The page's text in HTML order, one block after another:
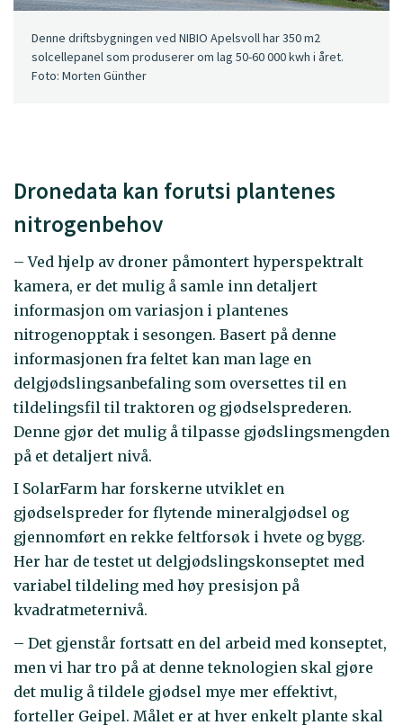
Denne driftsbygningen ved NIBIO Apelsvoll har 350 m2
solcellepanel som produserer om lag 50-60 000 kwh i året.
Foto: Morten Günther
Dronedata kan forutsi plantenes
nitrogenbehov
– Ved hjelp av droner påmontert hyperspektralt
kamera, er det mulig å samle inn detaljert
informasjon om variasjon i plantenes
nitrogenopptak i sesongen. Basert på denne
informasjonen fra feltet kan man lage en
delgjødslingsanbefaling som oversettes til en
tildelingsfil til traktoren og gjødselsprederen.
Denne gjør det mulig å tilpasse gjødslingsmengden
på et detaljert nivå.
I SolarFarm har forskerne utviklet en
gjødselspreder for flytende mineralgjødsel og
gjennomført en rekke feltforsøk i hvete og bygg.
Her har de testet ut delgjødslingskonseptet med
variabel tildeling med høy presisjon på
kvadratmeternivå.
– Det gjenstår fortsatt en del arbeid med konseptet,
men vi har tro på at denne teknologien skal gjøre
det mulig å tildele gjødsel mye mer effektivt,
forteller Geipel. Målet er at hver enkelt plante skal